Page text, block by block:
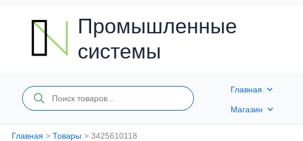
содержимому
Промышленные
системы
Поиск
товаров
Главная
Магазин
Главная Товары 3425610118